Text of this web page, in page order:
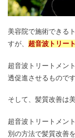
美容院で施術できる
すが、 超音波トリー
超音波トリートメン
透促進させるものです
そして、髪質改善は
超音波トリートメン
別の方法で髪質改善